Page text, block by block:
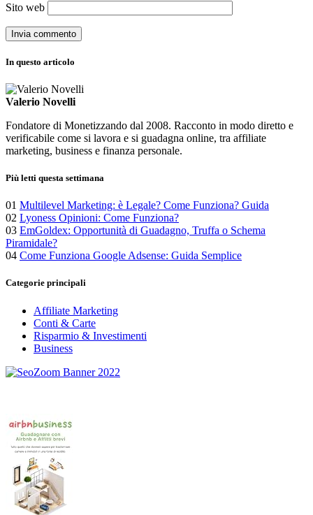
Sito web
In questo articolo
Valerio Novelli
Fondatore di Monetizzando dal 2008. Racconto in modo diretto e
verificabile come si lavora e si guadagna online, tra affiliate
marketing, business e finanza personale.
Più letti questa settimana
01 Multilevel Marketing: è Legale? Come Funziona? Guida
02 Lyoness Opinioni: Come Funziona?
03 EmGoldex: Opportunità di Guadagno, Truffa o Schema
Piramidale?
04 Come Funziona Google Adsense: Guida Semplice
Categorie principali
Affiliate Marketing
Conti & Carte
Risparmio & Investimenti
Business